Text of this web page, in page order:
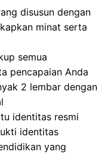
disusun dengan
minat serta
semua
pencapaian Anda
2 lembar dengan
identitas resmi
identitas
yang